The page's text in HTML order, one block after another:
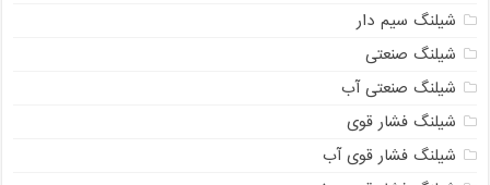
شیلنگ سیم دار
شیلنگ صنعتی
شیلنگ صنعتی آب
شیلنگ فشار قوی
شیلنگ فشار قوی آب